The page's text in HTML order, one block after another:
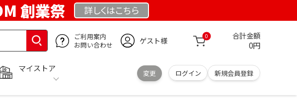
創業祭 詳しくはこちら
ご利用案内
お問い合わせ
ゲスト様 0 合計金額
0円
マイストア
変更 ログイン 新規会員登録